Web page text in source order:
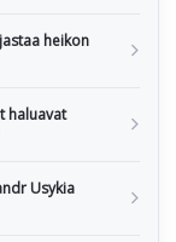
heikon
haluavat
Usykia